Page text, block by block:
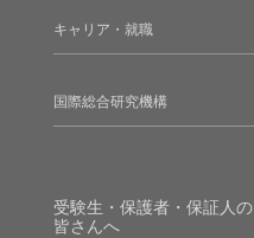
キャリア・就職
国際総合研究機構
受験生・保護者・保証人の
皆さんへ